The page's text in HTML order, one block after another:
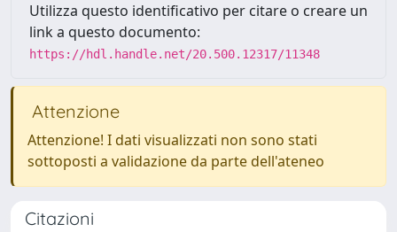
Utilizza questo identificativo per citare o creare un
link a questo documento:
https://hdl.handle.net/20.500.12317/11348
Attenzione
Attenzione! I dati visualizzati non sono stati
sottoposti a validazione da parte dell'ateneo
Citazioni